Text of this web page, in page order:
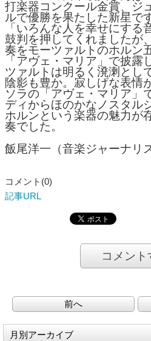
打楽器コンクール金賞、ジ
ルで優勝を果たした新星で
「いろんな人を幸せにする
鼓判を押してくれましたが
奏をモーツァルトのホルン
「アヴェ・マリア」で披露
ツァルトは明るく溌溂とし
陰影も豊か。寂しげな表情
ソラの「アヴェ・マリア」
ディからほのかなノスタル
ホルンという楽器の魅力が
奏でした。
飯尾洋一（音楽ジャーナリ
コメント(0)
記事URL
コメント
前へ
月別アーカイブ